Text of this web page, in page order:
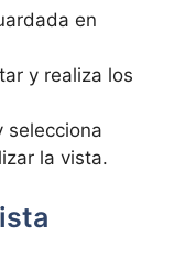
en
y realiza los
selecciona
la vista.